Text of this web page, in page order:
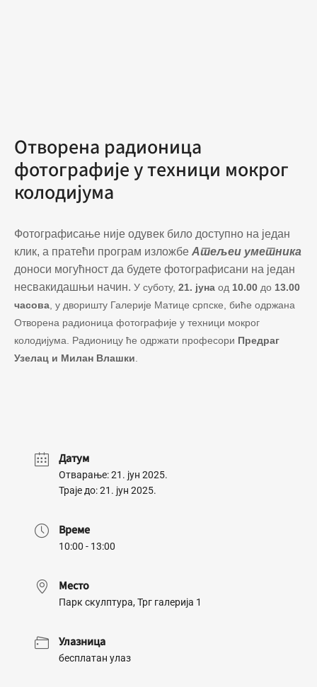
Отворена радионица
фотографије у техници мокрог
колодијума
Фотографисање није одувек било доступно на један
клик, а пратећи програм изложбе Атељеи уметника
доноси могућност да будете фотографисани на један
несвакидашњи начин. У суботу, 21. јуна од 10.00 до 13.00
часова , у дворишту Галерије Матице српске, биће одржана
Отворена радионица фотографије у техници мокрог
колодијума. Радионицу ће одржати професори Предраг
Узелац и Милан Влашки
Датум
Отварање: 21. јун 2025.
Траје до: 21. јун 2025.
Време
10:00 - 13:00
Место
Парк скулптура, Трг галерија 1
Улазница
бесплатан улаз